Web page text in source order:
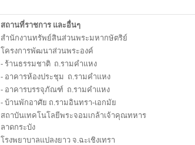
สถานที่ราชการ และอื่นๆ
สำนักงานทรัพย์สินส่วนพระมหากษัตริย์
โครงการพัฒนาส่วนพระองค์
- ร้านธรรมชาติ ถ.รามคำแหง
- อาคารห้องประชุม ถ.รามคำแหง
- อาคารบรรจุภัณฑ์ ถ.รามคำแหง
- บ้านพักอาศัย ถ.รามอินทรา-เอกมัย
สถาบันเทคโนโลยีพระจอมเกล้าเจ้าคุณทหาร
ลาดกระบัง
โรงพยาบาลแปลงยาว จ.ฉะเชิงเทรา